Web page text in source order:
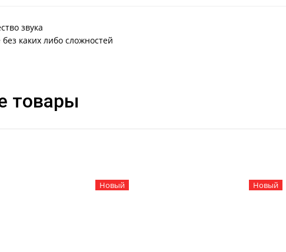
звука
кaкиx либo слoжнocтeй
товары
Новый Новый